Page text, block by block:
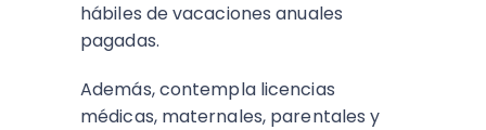
hábiles de vacaciones anuales
pagadas.
Además, contempla licencias
médicas, maternales, parentales y